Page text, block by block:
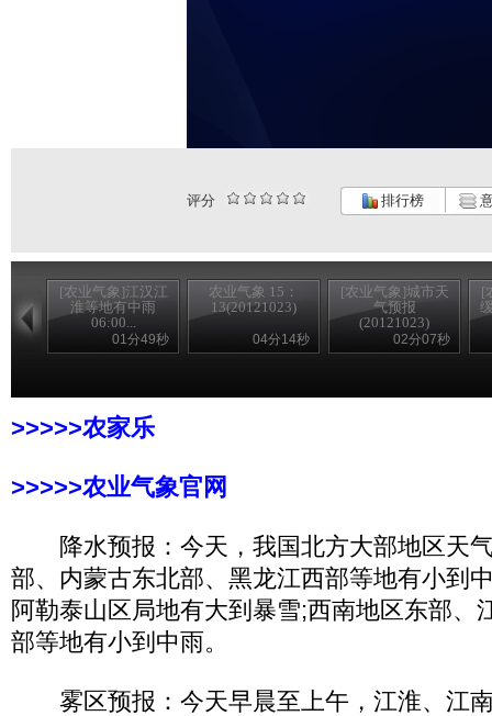
评分 排行榜
[农业气象]江汉江
淮等地有中雨
06:00...
01分49秒
农业气象 15：
13(20121023)
04分14秒
[农业气象]城市天
气预报
(20121023)
02分07秒
[
>>>>>农家乐
>>>>>农业气象官网
降水预报：今天，我国北方大部地区天
部、内蒙古东北部、黑龙江西部等地有小到
阿勒泰山区局地有大到暴雪;西南地区东部、
部等地有小到中雨。
雾区预报：今天早晨至上午，江淮、江